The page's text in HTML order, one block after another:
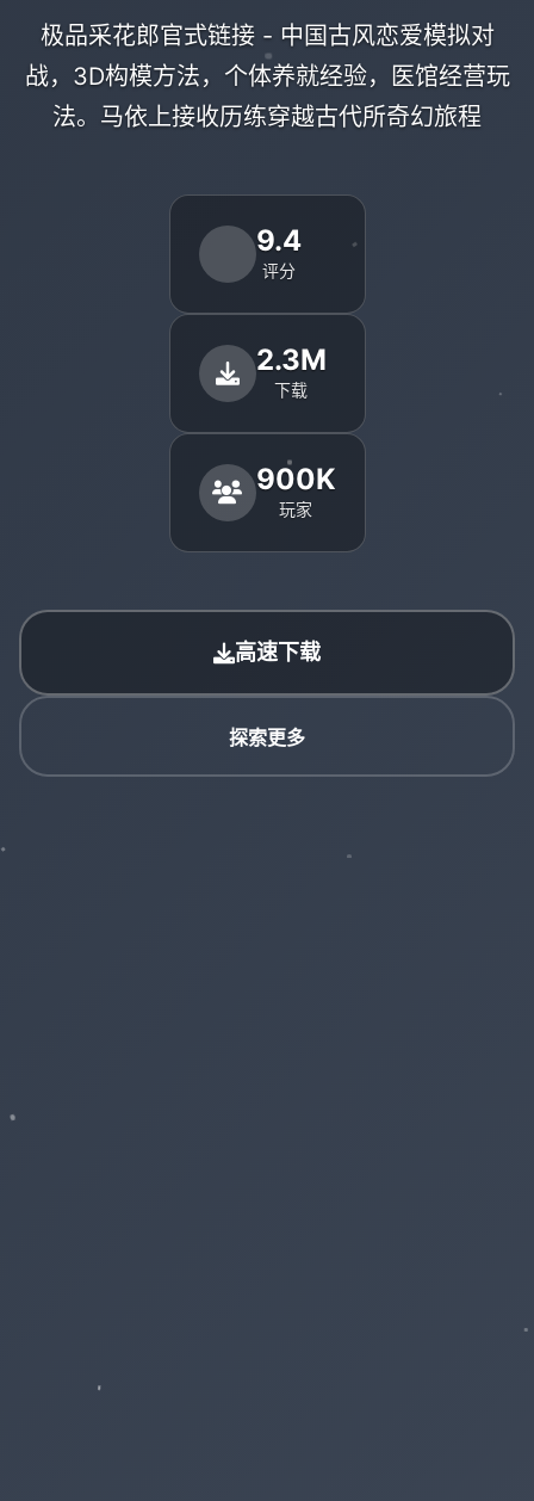
极品采花郎官式链接 - 中国古风恋爱模拟对
战，3D构模方法，个体养就经验，医馆经营玩
法。马依上接收历练穿越古代所奇幻旅程
9.4
评分
2.3M
下载
900K
玩家
高速下载
探索更多